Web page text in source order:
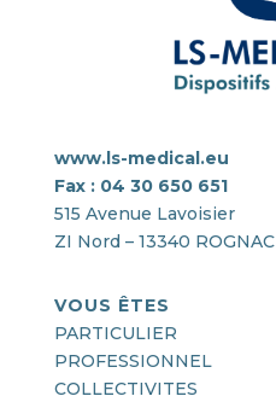
www.ls-medical.eu
Fax : 04 30 650 651
515 Avenue Lavoisier
ZI Nord – 13340 ROGNAC
VOUS ÊTES
PARTICULIER
PROFESSIONNEL
COLLECTIVITES